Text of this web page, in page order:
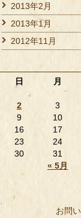
2013年2月
2013年1月
2012年11月
日
月
« 5月
2
3
9
10
16
17
23
24
30
31
お問